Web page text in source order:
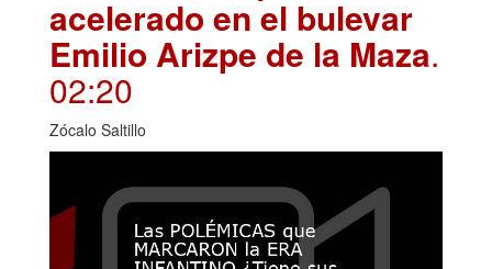
acelerado en el bulevar
Emilio Arizpe de la Maza.
02:20
Zócalo Saltillo